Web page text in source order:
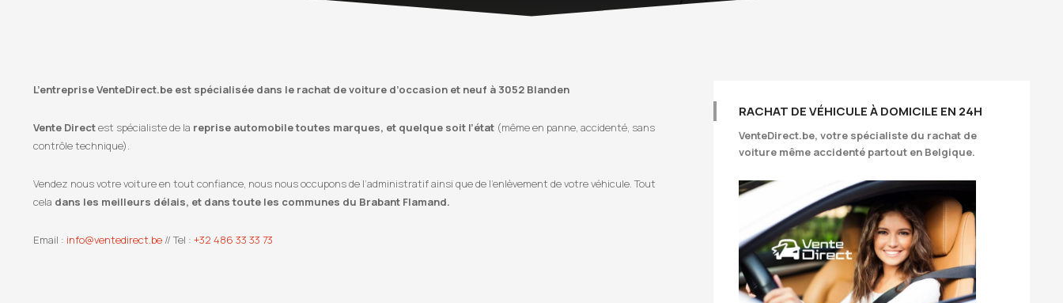
L’entreprise VenteDirect.be est spécialisée dans le rachat de voiture d’occasion et neuf à 3052 Blanden
Vente Directest spécialiste de la reprise automobile toutes marques, et quelque soit l’état (même en panne, accidenté, sans
contrôle technique).
Vendez nous votre voiture en tout confiance, nous nous occupons de l’administratif ainsi que de l’enlèvement de votre véhicule. Tout
cela dans les meilleurs délais, et dans toute les communes du Brabant Flamand.
Email : info@ventedirect.be // Tel : +32 486 33 33 73
RACHAT DE VÉHICULE À DOMICILE EN 24H
VenteDirect.be, votre spécialiste du rachat de
voiture même accidenté partout en Belgique.